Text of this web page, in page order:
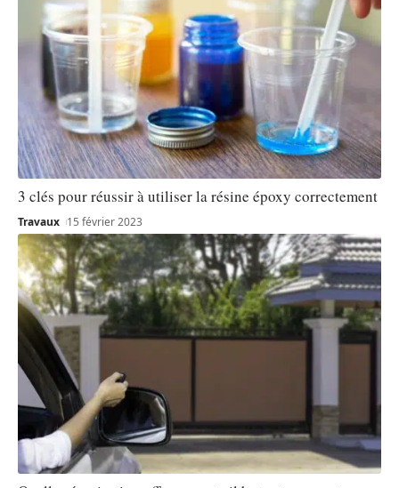
3 clés pour réussir à utiliser la résine époxy correctement
Travaux 15 février 2023